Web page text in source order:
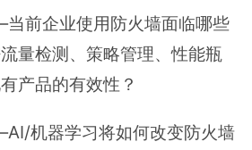
前企业使用防火墙面临哪些
量检测、策略管理、性能瓶
产品的有效性？
机器学习将如何改变防火墙